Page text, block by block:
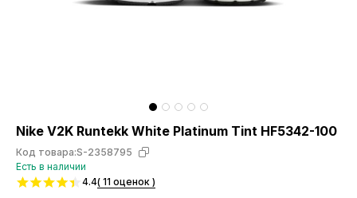
Nike V2K Runtekk White Platinum Tint HF5342-100
Код товара:S-2358795
Есть в наличии
4.4( 11 оценок )